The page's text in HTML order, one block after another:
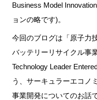
Business Model
ョンの略です)。
今回のブログは「原子力
バッテリーリサイクル事
Technology Leader
う、サーキュラーエコノ
事業開発についてのお話